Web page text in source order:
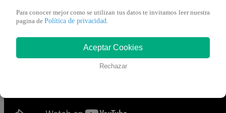
Canchita Centeno se mostró bastante afectada por la
Para conocer mejor como se utilizan tus datos te invitamos leer nuestra
pagina de Política de privacidad.
Aceptar Cookies
Rechazar